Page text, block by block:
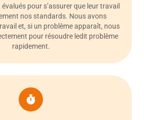
pour s’assurer que leur travail
nos standards. Nous avons
et, si un problème apparaît, nous
pour résoudre ledit problème
rapidement.